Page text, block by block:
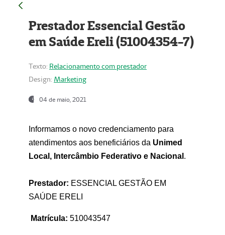
Prestador Essencial Gestão
em Saúde Ereli (51004354-7)
Texto: Relacionamento com prestador
Design: Marketing
04 de maio, 2021
Informamos o novo credenciamento para
atendimentos aos beneficiários da Unimed
Local, Intercâmbio Federativo e Nacional .
Prestador: ESSENCIAL GESTÃO EM
SAÚDE ERELI
Matrícula: 510043547